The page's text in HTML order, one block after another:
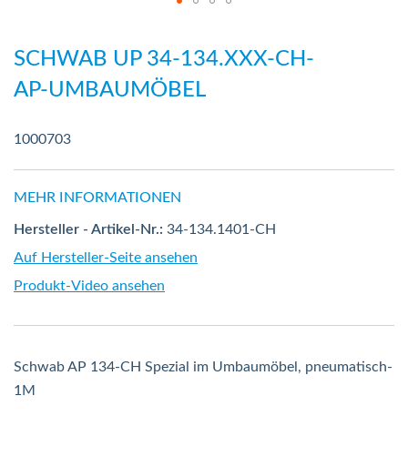
SCHWAB UP 34-134.XXX-CH-
AP-UMBAUMÖBEL
1000703
MEHR INFORMATIONEN
Hersteller - Artikel-Nr.: 34-134.1401-CH
Auf Hersteller-Seite ansehen
Produkt-Video ansehen
Schwab AP 134-CH Spezial im Umbaumöbel, pneumatisch-
1M
Anfang
Bildergalerie